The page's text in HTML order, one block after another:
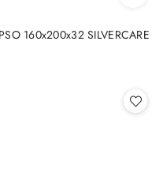
160x200x32 SILVERCARE